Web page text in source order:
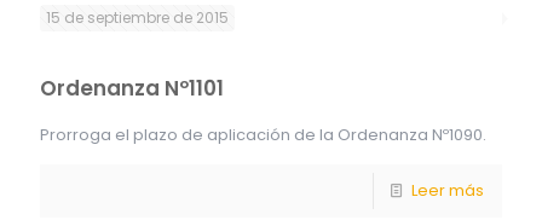
15 de septiembre de 2015
Ordenanza Nº1101
Prorroga el plazo de aplicación de la Ordenanza Nº1090.
Leer más